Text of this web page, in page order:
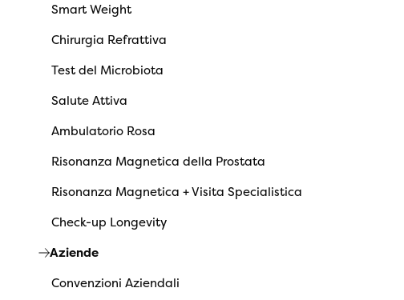
Smart Weight
Chirurgia Refrattiva
Test del Microbiota
Salute Attiva
Ambulatorio Rosa
Risonanza Magnetica della Prostata
Risonanza Magnetica + Visita Specialistica
Check-up Longevity
Aziende
Convenzioni Aziendali